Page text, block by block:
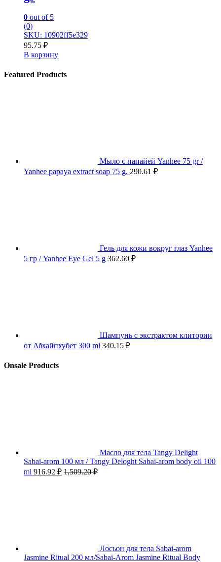
0 out of 5
(0)
SKU: 10902ff5e329
95.75 ₽
В корзину
Featured Products
Мыло с папайей Yanhee 75 gr /
Yanhee papaya extract soap 75 g. 290.61 ₽
Гель для кожи вокруг глаз Yanhee
5 гр / Yanhee Eye Gel 5 g 362.60 ₽
Шампунь с экстрактом клитории
от Абхайпхубет 300 ml 340.15 ₽
Onsale Products
Масло для тела Tangy Delight
Sabai-arom 100 мл / Tangy Deloght Sabai-arom body oil 100
ml 916.92 ₽ 1,509.20₽
Лосьон для тела Sabai-arom
Jasmine Ritual 200 мл/Sabai-Arom Jasmine Ritual Body